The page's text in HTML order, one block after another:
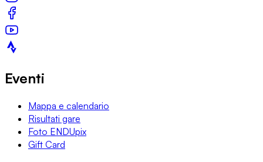
Eventi
Mappa e calendario
Risultati gare
Foto ENDUpix
Gift Card